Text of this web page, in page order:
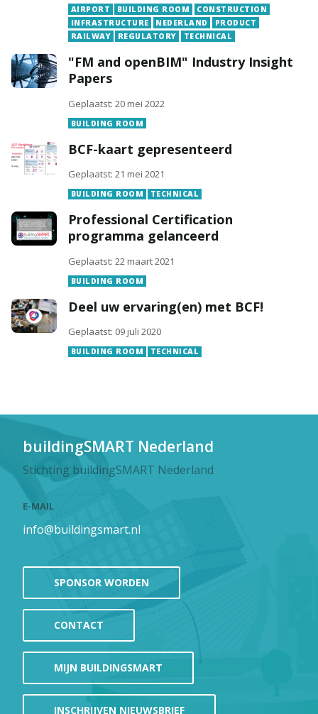
AIRPORT BUILDING ROOM
CONSTRUCTION
INFRASTRUCTURE
NEDERLAND
PRODUCT
RAILWAY
REGULATORY TECHNICAL
"FM and openBIM" Industry Insight
Papers
Geplaatst: 20 mei 2022
BUILDING ROOM
BCF-kaart gepresenteerd
Geplaatst: 21 mei 2021
BUILDING ROOM TECHNICAL
Professional Certification
programma gelanceerd
Geplaatst: 22 maart 2021
BUILDING ROOM
Deel uw ervaring(en) met BCF!
Geplaatst: 09 juli 2020
BUILDING ROOM TECHNICAL
buildingSMART Nederland
Stichting buildingSMART Nederland
E-MAIL
info@buildingsmart.nl
SPONSOR WORDEN
CONTACT
MIJN BUILDINGSMART
INSCHRIJVEN NIEUWSBRIEF